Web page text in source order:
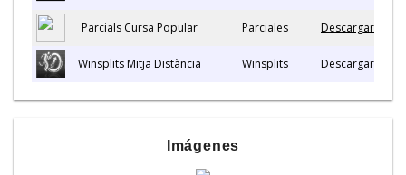
Parcials Cursa Popular Parciales Descargar
Winsplits Mitja Distància Winsplits Descargar
Imágenes